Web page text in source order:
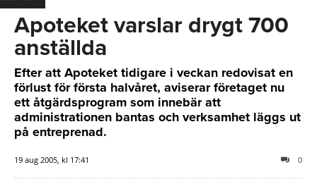
Apoteket varslar drygt 700
anställda
Efter att Apoteket tidigare i veckan redovisat en
förlust för första halvåret, aviserar företaget nu
ett åtgärdsprogram som innebär att
administrationen bantas och verksamhet läggs ut
på entreprenad.
19 aug 2005, kl 17:41 0